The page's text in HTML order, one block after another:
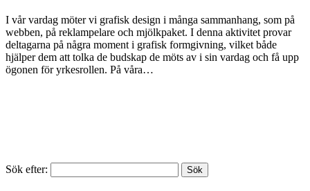
I vår vardag möter vi grafisk design i många sammanhang, som på
webben, på reklampelare och mjölkpaket. I denna aktivitet provar
deltagarna på några moment i grafisk formgivning, vilket både
hjälper dem att tolka de budskap de möts av i sin vardag och få upp
ögonen för yrkesrollen. På våra…
Sök efter: